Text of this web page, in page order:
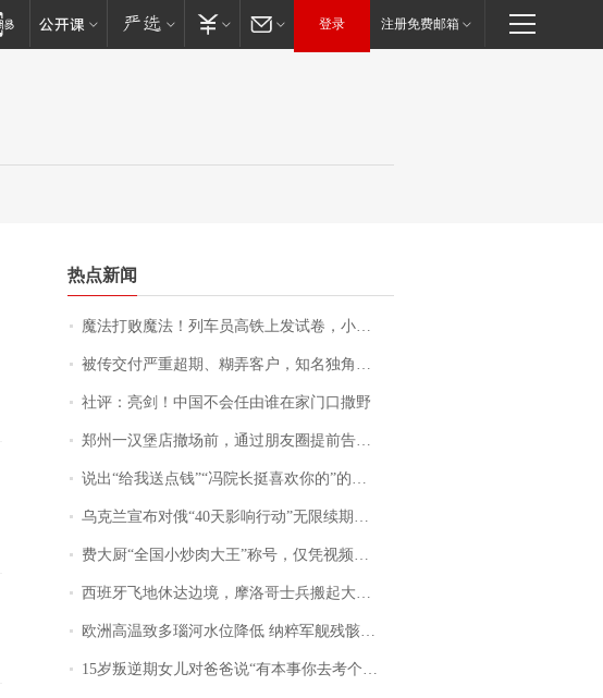
登录 注册免费邮箱
热点新闻
魔法打败魔法！列车员高铁上发试卷，小朋友一秒静音，12306回应：列车员个人行为，不是铁路规定
被传交付严重超期、糊弄客户，知名独角兽车企创始人回应：都没证据，将依法采取措施，“本人长期与美国交管局保持沟通，对方表示肯定”
社评：亮剑！中国不会任由谁在家门口撒野
郑州一汉堡店撤场前，通过朋友圈提前告知逐一退费，有顾客仅剩1元也全被退回，分文不少；顾客：言而有信，让人感动
说出“给我送点钱”“冯院长挺喜欢你的”的执行局局长被停职，被骚扰的当事人还有问题待解决
乌克兰宣布对俄“40天影响行动”无限续期，7月两国对轰数据均创纪录
费大厨“全国小炒肉大王”称号，仅凭视频评出？中国烹饪协会回应
西班牙飞地休达边境，摩洛哥士兵搬起大石块投向移民引争议，此前一天内数万人从摩洛哥涌入西班牙
欧洲高温致多瑙河水位降低 纳粹军舰残骸重见天日
15岁叛逆期女儿对爸爸说“有本事你去考个研究生”，44岁职场“老登”一战上岸“985”；父亲坦言拒绝空想，常年保持每月读6本书的习惯